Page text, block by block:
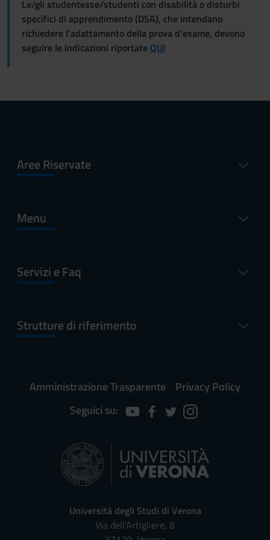
Le/gli studentesse/studenti con disabilità o disturbi
specifici di apprendimento (DSA), che intendano
richiedere l'adattamento della prova d'esame, devono
seguire le indicazioni riportate QUI
Aree Riservate
Menu
Servizi e Faq
Strutture di riferimento
Amministrazione Trasparente
Privacy Policy
Seguici su:
Università degli Studi di Verona
Via dell'Artigliere, 8